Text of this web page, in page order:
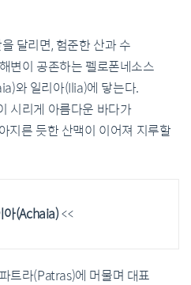
달리면, 험준한 산과 수
변이 공존하는 펠로폰네소스
와 일리아(Ilia)에 닿는다.
시리게 아름다운 바다가
지른 듯한 산맥이 이어져 지루할
아(Achaia)<<
트라(Patras)에 머물며 대표